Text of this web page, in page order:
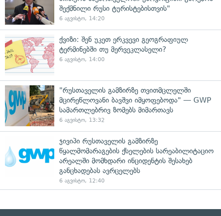
შექმნილი რუსი ტურისტებისთვის"
6 აგვისტო, 14:20
ქვიზი: შენ უკეთ ერკვევი გეოგრაფიულ
ტერმინებში თუ მერვეკლასელი?
6 აგვისტო, 14:00
"რუსთაველის გამზირზე თვითმცლელში
მცირეწლოვანი ბავშვი იმყოფებოდა" — GWP
სამართლებრივ ზომებს მიმართავს
6 აგვისტო, 13:32
ჯივიპი რუსთაველის გამზირზე
წყალმომარაგების ქსელების სარეაბილიტაციო
არეალში მომხდარი ინციდენტის შესახებ
განცხადებას ავრცელებს
6 აგვისტო, 12:40